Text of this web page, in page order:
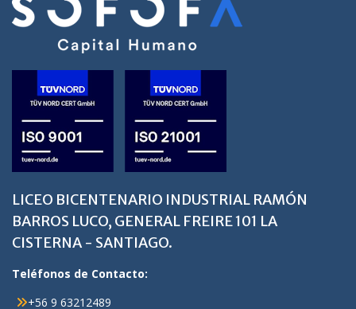
LICEO BICENTENARIO INDUSTRIAL RAMÓN
BARROS LUCO, GENERAL FREIRE 101 LA
CISTERNA - SANTIAGO.
Teléfonos de Contacto:
+56 9 63212489